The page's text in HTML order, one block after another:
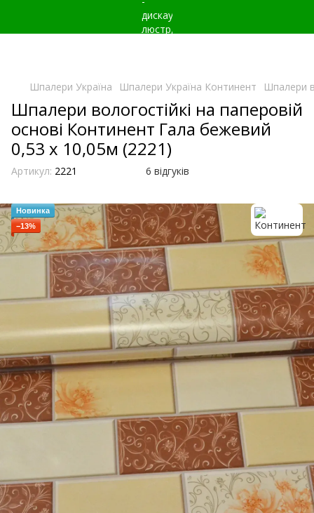
Шпалери Україна Шпалери Україна Континент Шпалери
Шпалери вологостійкі на паперовій
основі Континент Гала бежевий
0,53 х 10,05м (2221)
Артикул: 2221 6 відгуків
Новинка
−13%